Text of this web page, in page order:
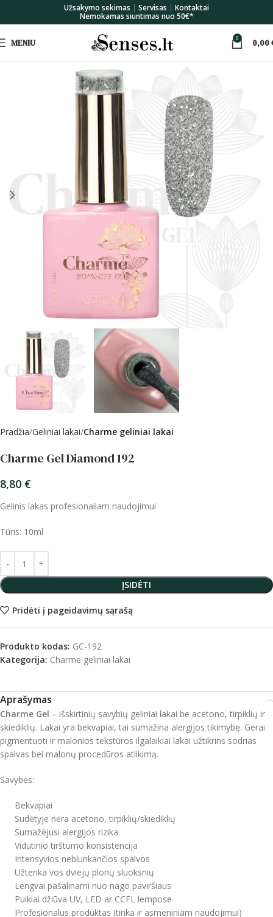
Užsakymo sekimas | Servisas | Kontaktai
Nemokamas siuntimas nuo 50€*
MENIU 0 0,00
Pradžia Geliniai lakai Charme geliniai lakai
Charme Gel Diamond 192
8,80 €
Gelinis lakas profesionaliam naudojimui
Tūris: 10ml
ĮSIDĖTI
Pridėti į pageidavimų sąrašą
Produkto kodas: GC-192
Kategorija: Charme geliniai lakai
Aprašymas
Charme Gel – išskirtinių savybių geliniai lakai be acetono, tirpiklių ir
skiediklių. Lakai yra bekvapiai, tai sumažina alergijos tikimybę. Gerai
pigmentuoti ir malonios tekstūros ilgalaikiai lakai užtikrins sodrias
spalvas bei malonų procedūros atlikimą.
Savybės:
Bekvapiai
Sudėtyje nėra acetono, tirpiklių/skiediklių
Sumažėjusi alergijos rizika
Vidutinio tirštumo konsistencija
Intensyvios neblunkančios spalvos
Užtenka vos dviejų plonų sluoksnių
Lengvai pašalinami nuo nago paviršiaus
Puikiai džiūva UV, LED ar CCFL lempose
Profesionalus produktas (tinka ir asmeniniam naudojimui)